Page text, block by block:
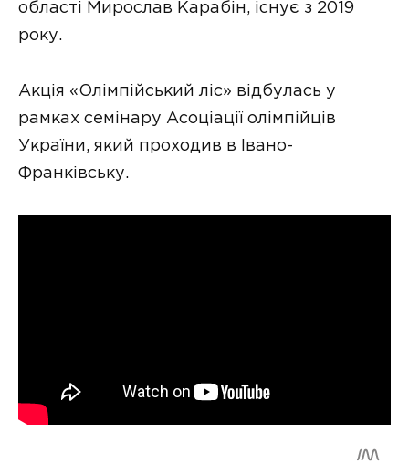
області Мирослав Карабін, існує з 2019
року.
Акція «Олімпійський ліс» відбулась у
рамках семінару Асоціації олімпійців
України, який проходив в Івано-
Франківську.